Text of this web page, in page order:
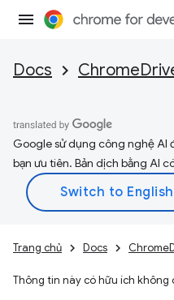
Docs
Google sử dụng công nghệ AI
bạn ưu tiên. Bản dịch bằng AI
Trang chủ Docs
Thông tin này có hữu ích không